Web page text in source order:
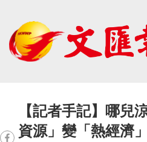
【記者手記】哪兒
資源」變「熱經濟」